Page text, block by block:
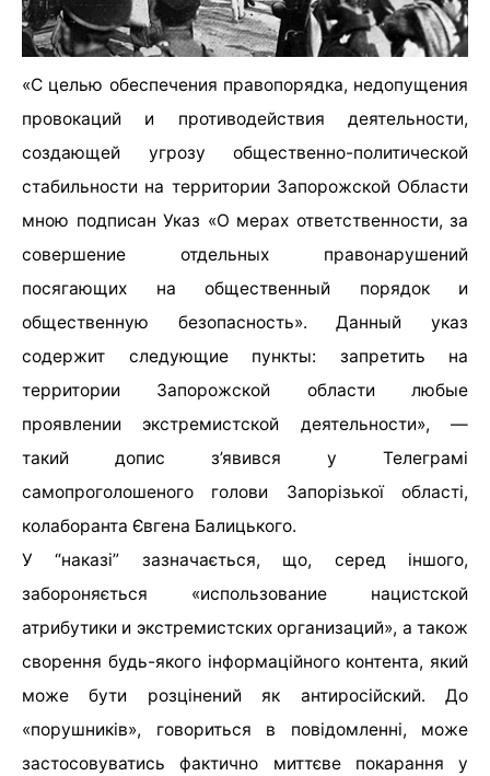
«С целью обеспечения правопорядка, недопущения
провокаций и противодействия деятельности,
создающей угрозу общественно-политической
стабильности на территории Запорожской Области
мною подписан Указ «О мерах ответственности, за
совершение отдельных правонарушений
посягающих на общественный порядок и
общественную безопасность». Данный указ
содержит следующие пункты: запретить на
территории Запорожской области любые
проявлении экстремистской деятельности», —
такий допис з’явився у Телеграмі
самопроголошеного голови Запорізької області,
колаборанта Євгена Балицького.
У “наказі” зазначається, що, серед іншого,
забороняється «использование нацистской
атрибутики и экстремистских организаций», а також
сворення будь-якого інформаційного контента, який
може бути розцінений як антиросійский. До
«порушників», говориться в повідомленні, може
застосовуватись фактично миттєве покарання у